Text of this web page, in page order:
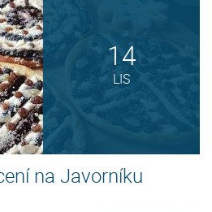
14
LIS
na Javorníku